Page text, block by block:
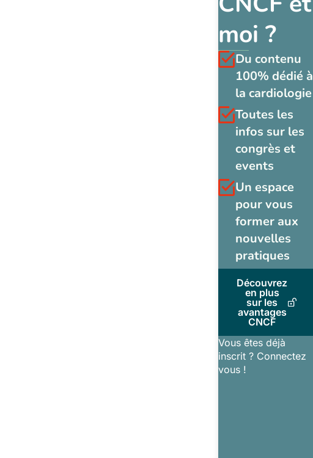
moi ?
Du contenu
100% dédié à
la cardiologie
Toutes les
infos sur les
congrès et
events
Un espace
pour vous
former aux
nouvelles
pratiques
Découvrez
en plus
sur les
avantages
CNCF
Vous êtes déjà
inscrit ? Connectez
vous !